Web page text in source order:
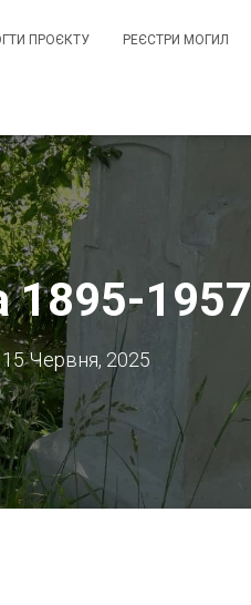
ПРОЄКТУ РЕЄСТРИ МОГИЛ
1895-1957
15 Червня, 2025